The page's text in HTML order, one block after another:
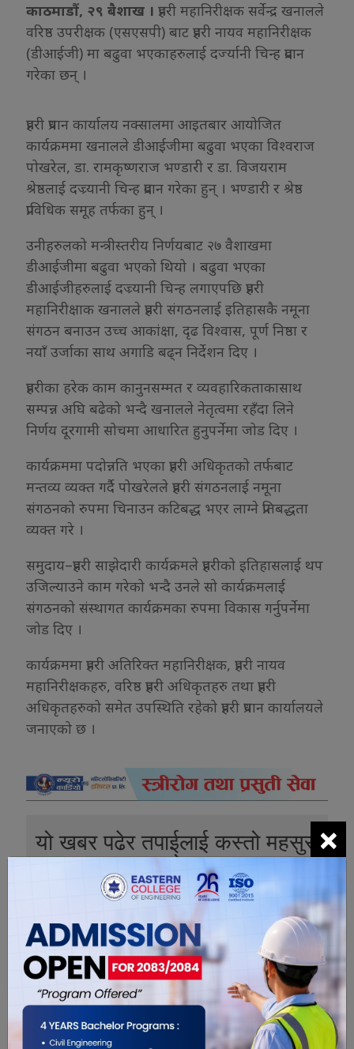
काठमाडौं, २९ बैशाख । प्रहरी महानिरीक्षक सर्वेन्द्र खनालले
वरिष्ठ उपरीक्षक (एसएसपी) बाट प्रहरी नायव महानिरीक्षक
(डीआईजी) मा बढुवा भएकाहरुलाई दर्ज्यानी चिन्ह प्रदान
गरेका छन् ।
प्रहरी प्रधान कार्यालय नक्सालमा आइतबार आयोजित
कार्यक्रममा खनालले डीआईजीमा बढुवा भएका विश्वराज
पोखरेल, डा. रामकृष्णराज भण्डारी र डा. विजयराम
श्रेष्ठलाई दज्र्यानी चिन्ह प्रदान गरेका हुन् । भण्डारी र श्रेष्ठ
प्राविधिक समूह तर्फका हुन् ।
उनीहरुलको मन्त्रीस्तरीय निर्णयबाट २७ वैशाखमा
डीआईजीमा बढुवा भएको थियो । बढुवा भएका
डीआईजीहरुलाई दज्र्यानी चिन्ह लगाएपछि प्रहरी
महानिरीक्षाक खनालले प्रहरी संगठनलाई इतिहासकै नमूना
संगठन बनाउन उच्च आकांक्षा, दृढ विश्वास, पूर्ण निष्ठा र
नयाँ उर्जाका साथ अगाडि बढ्न निर्देशन दिए ।
प्रहरीका हरेक काम कानुनसम्मत र व्यवहारिकताकासाथ
सम्पन्न अघि बढेको भन्दै खनालले नेतृत्वमा रहँदा लिने
निर्णय दूरगामी सोचमा आधारित हुनुपर्नेमा जोड दिए ।
कार्यक्रममा पदोन्नति भएका प्रहरी अधिकृतको तर्फबाट
मन्तव्य व्यक्त गर्दै पोखरेलले प्रहरी संगठनलाई नमूना
संगठनको रुपमा चिनाउन कटिबद्ध भएर लाग्ने प्रतिबद्धता
व्यक्त गरे ।
समुदाय–प्रहरी साझेदारी कार्यक्रमले प्रहरीको इतिहासलाई थप
उजिल्याउने काम गरेको भन्दै उनले सो कार्यक्रमलाई
संगठनको संस्थागत कार्यक्रमका रुपमा विकास गर्नुपर्नेमा
जोड दिए ।
कार्यक्रममा प्रहरी अतिरिक्त महानिरीक्षक, प्रहरी नायव
महानिरीक्षकहरु, वरिष्ठ प्रहरी अधिकृतहरु तथा प्रहरी
अधिकृतहरुको समेत उपस्थिति रहेको प्रहरी प्रधान कार्यालयले
जनाएको छ ।
यो खबर पढेर तपाईलाई कस्तो महसुस
भयो ?
0 0 0
×